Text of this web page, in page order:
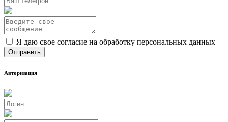
Я даю свое согласие на обработку персональных данных
Авторизация